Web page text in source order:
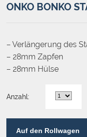
ONKO BONKO
– Verlängerung des
– 28mm Zapfen
– 28mm Hülse
Anzahl:
Auf den Rollwagen